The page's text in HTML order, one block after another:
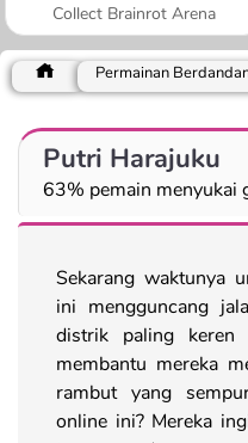
Collect Brainrot Arena
Permainan
Putri Harajuku
63% pemain menyukai
Sekarang waktunya
ini mengguncang
distrik paling keren
membantu mereka
rambut yang
online ini? Mereka